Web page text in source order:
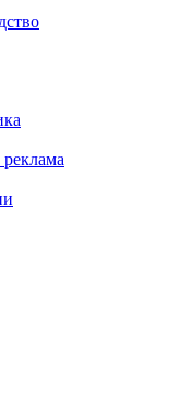
реклама